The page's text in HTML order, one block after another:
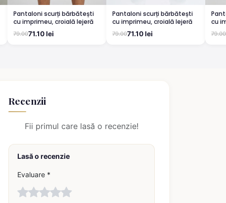
Pantaloni scurți bărbătești
cu imprimeu, croială lejeră
79.0071.10 lei
Pantaloni scurți bărbătești
cu imprimeu, croială lejeră
79.0071.10 lei
cu
79.00
Recenzii
Fii primul care lasă o recenzie!
Lasă o recenzie
Evaluare *